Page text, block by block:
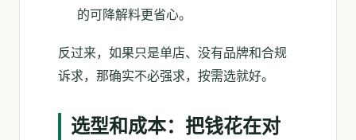
的可降解料更省心。
反过来，如果只是单店、没有品牌和合规
诉求，那确实不必强求，按需选就好。
选型和成本：把钱花在对